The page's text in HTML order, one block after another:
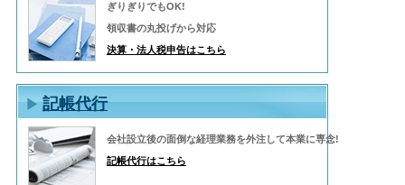
ぎりぎりでもOK!
領収書の丸投げから対応
決算・法人税申告はこちら
記帳代行
会社設立後の面倒な経理業務を外注して本業に専念!
記帳代行はこちら